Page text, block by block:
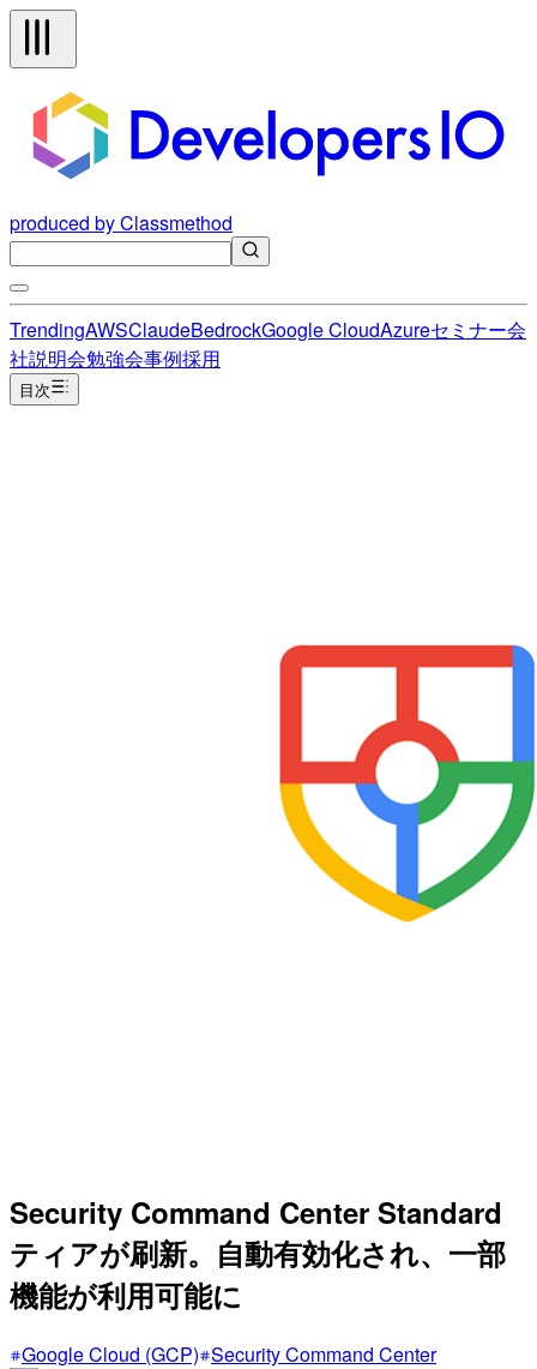
produced by Classmethod
TrendingAWSClaudeBedrockGoogle CloudAzureセミナー会
社説明会勉強会事例採用
目次
Security Command Center Standard
ティアが刷新。自動有効化され、一部
機能が利用可能に
Google Cloud (GCP) Security Command Center